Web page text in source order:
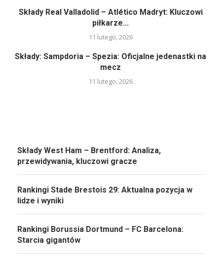
Składy Real Valladolid – Atlético Madryt: Kluczowi
piłkarze...
11 lutego, 2026
Składy: Sampdoria – Spezia: Oficjalne jedenastki na
mecz
11 lutego, 2026
Składy West Ham – Brentford: Analiza,
przewidywania, kluczowi gracze
Rankingi Stade Brestois 29: Aktualna pozycja w
lidze i wyniki
Rankingi Borussia Dortmund – FC Barcelona:
Starcia gigantów